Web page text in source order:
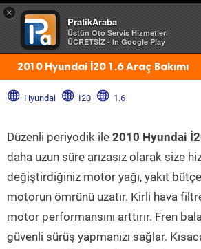
×
PratikAraba
Üstün Oto Servis Hizmetleri
ÜCRETSİZ - In Google Play
2010 Hyundai İ20 1.6 Araç Bakımı
Hyundai İ20 1.6
Düzenli periyodik ile 2010 Hyundai
daha uzun süre arızasız olarak size
değiştirdiğiniz motor yağı, yakıt
motorun ömrünü uzatır. Kirli hava
motor performansını arttırır. Fren
güvenli sürüş yapmanızı sağlar.